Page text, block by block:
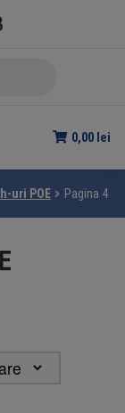
0,00 lei
uri POE Pagina 4